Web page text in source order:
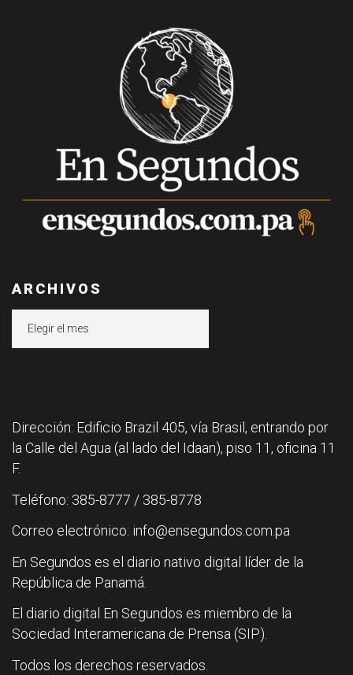
ARCHIVOS
Dirección: Edificio Brazil 405, vía Brasil, entrando por
la Calle del Agua (al lado del Idaan), piso 11, oficina 11
F.
Teléfono: 385-8777 / 385-8778
Correo electrónico: info@ensegundos.com.pa
En Segundos es el diario nativo digital líder de la
República de Panamá.
El diario digital En Segundos es miembro de la
Sociedad Interamericana de Prensa (SIP).
Todos los derechos reservados.